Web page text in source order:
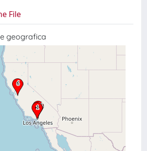
File
geografica